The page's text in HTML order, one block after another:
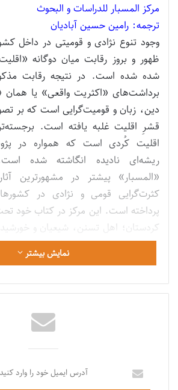
مرکز المسبار للدراسات و البحوث
ترجمه: رامین حسین آبادیان
وجود تنوع نژادی و قومیتی در داخل
ظهور و بروز رقابت میان دوگانه
شده شده است. در نتیجه رقابت
برداشت‌های «اکثریت واقعی» یا همان
دین، زبان و قومیت‌گرایی است که بر
قشرِ اقلیت غلبه یافته است.
اقلیت کُردی است که همواره در
ریشه‌ای نادیده انگاشته شده
«المسبار» پیشتر در مشهورترین
کثرت‌گرایی قومی و نژادی در
پرداخته است. این مرکز در کتاب خود
کردستان؛ اهل تسنن، شیعیان و
ماه مارس سال ۲۰۱۸
فضای اسلامیِ حاکم بر این منطقه حیاتی
جنبش‌های اسلامی با تمامی
رصد قرار گرفتند. افزون بر این،
پژوهش‌هایی را در خصوص «سلفیتِ
است تا از این رهگذر میزان استقبال
گردد.
نمایش بیشتر
آدرس
ایمیل